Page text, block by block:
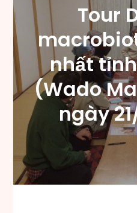
Tour
nhất
(Wado
ngày